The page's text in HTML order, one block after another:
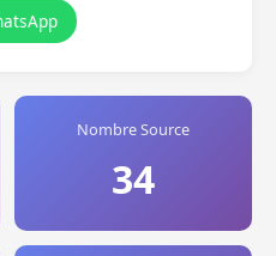
Nombre Source
34